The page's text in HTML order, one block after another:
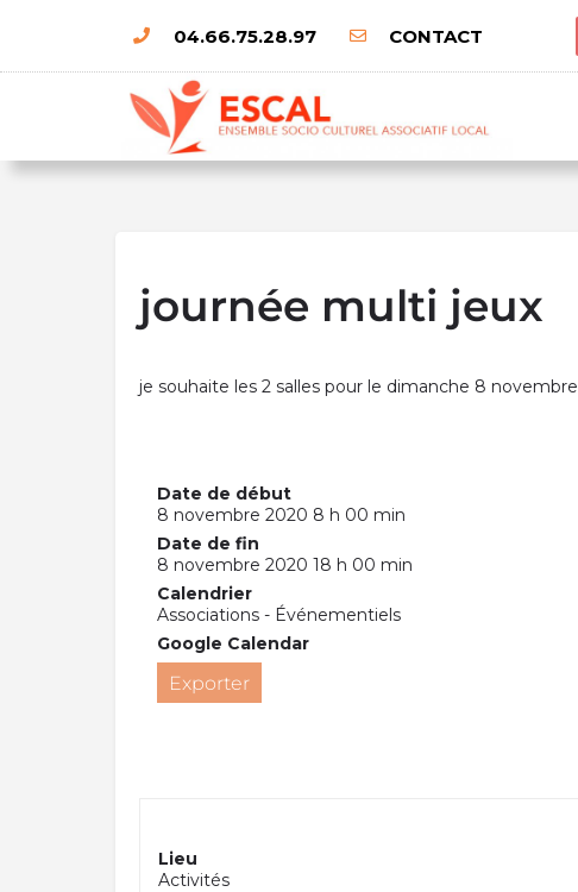
04.66.75.28.97 CONTACT
journée multi jeux
je souhaite les 2 salles pour le dimanche 8 novembre
Date de début
8 novembre 2020 8 h 00 min
Date de fin
8 novembre 2020 18 h 00 min
Calendrier
Associations - Événementiels
Google Calendar
Exporter
Lieu
Activités